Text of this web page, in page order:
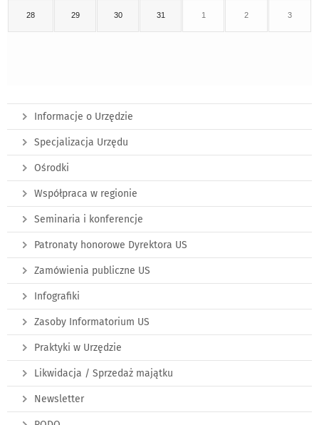
28 29 30 31 1 2 3
Informacje o Urzędzie
Specjalizacja Urzędu
Ośrodki
Współpraca w regionie
Seminaria i konferencje
Patronaty honorowe Dyrektora US
Zamówienia publiczne US
Infografiki
Zasoby Informatorium US
Praktyki w Urzędzie
Likwidacja / Sprzedaż majątku
Newsletter